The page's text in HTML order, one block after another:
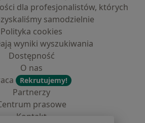
dla profesjonalistów, których
samodzielnie
Polityka cookies
wyniki wyszukiwania
Dostępność
O nas
Rekrutujemy!
Partnerzy
prasowe
Kontakt